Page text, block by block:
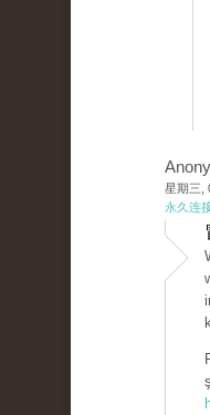
星期三,
永久连